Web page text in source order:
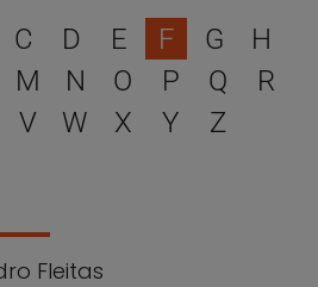
Selecciona una letra
C D E F G
H
M N O P Q
R
V W X Y Z
Fleitas